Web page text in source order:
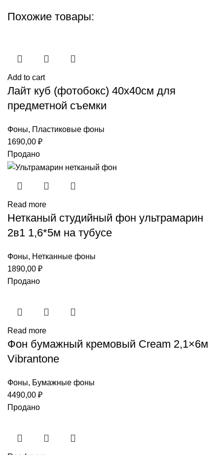
Похожие товары:
Add to cart
Лайт куб (фотобокс) 40х40см для
предметной съемки
Фоны, Пластиковые фоны
1690,00 ₽
Продано
Read more
Нетканый студийный фон ультрамарин
2в1 1,6*5м на тубусе
Фоны, Нетканные фоны
1890,00 ₽
Продано
Read more
Фон бумажный кремовый Cream 2,1×6м
Vibrantone
Фоны, Бумажные фоны
4490,00 ₽
Продано